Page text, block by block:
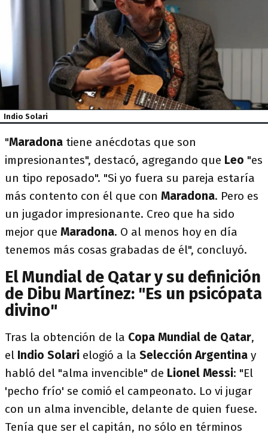
Indio Solari
"Maradona tiene anécdotas que son
impresionantes", destacó, agregando que Leo "es
un tipo reposado". "Si yo fuera su pareja estaría
más contento con él que con Maradona. Pero es
un jugador impresionante. Creo que ha sido
mejor que Maradona. O al menos hoy en día
tenemos más cosas grabadas de él", concluyó.
El Mundial de Qatar y su definición
de Dibu Martínez: "Es un psicópata
divino"
Tras la obtención de la Copa Mundial de Qatar,
el Indio Solari elogió a la Selección Argentina y
habló del "alma invencible" de Lionel Messi: "El
'pecho frío' se comió el campeonato. Lo vi jugar
con un alma invencible, delante de quien fuese.
Tenía que ser el capitán, no sólo en términos